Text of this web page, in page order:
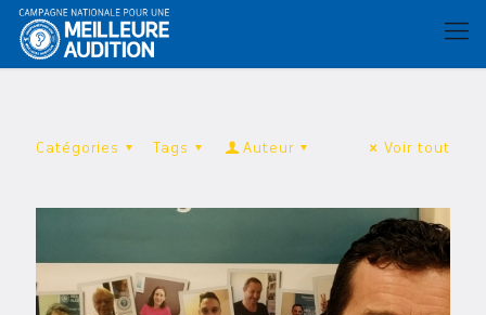
Catégories Tags Auteur Voir tout